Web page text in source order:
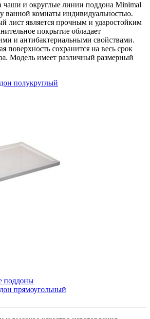
чаши и округлые линии поддона Minimal
ванной комнаты индивидуальностью.
лист является прочным и ударостойким
покрытие обладает
и антибактериальными свойствами.
поверхность сохранится на весь срок
Модель имеет различный размерный
полукруглый
поддоны
прямоугольный